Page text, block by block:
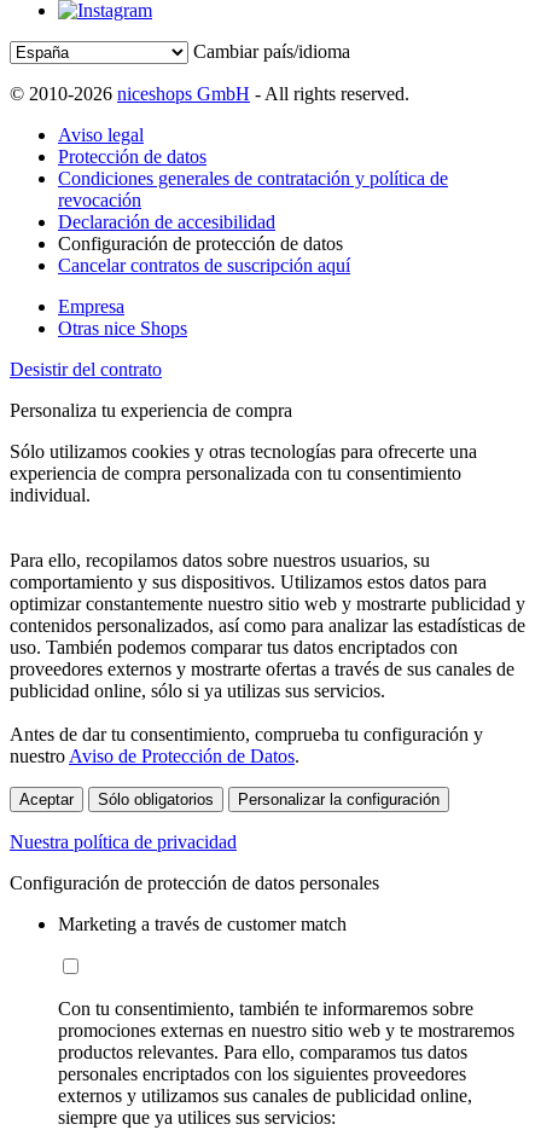
Cambiar país/idioma
© 2010-2026 niceshops GmbH - All rights reserved.
Aviso legal
Protección de datos
Condiciones generales de contratación y política de
revocación
Declaración de accesibilidad
Configuración de protección de datos
Cancelar contratos de suscripción aquí
Empresa
Otras nice Shops
Desistir del contrato
Personaliza tu experiencia de compra
Sólo utilizamos cookies y otras tecnologías para ofrecerte una
experiencia de compra personalizada con tu consentimiento
individual.
Para ello, recopilamos datos sobre nuestros usuarios, su
comportamiento y sus dispositivos. Utilizamos estos datos para
optimizar constantemente nuestro sitio web y mostrarte publicidad y
contenidos personalizados, así como para analizar las estadísticas de
uso. También podemos comparar tus datos encriptados con
proveedores externos y mostrarte ofertas a través de sus canales de
publicidad online, sólo si ya utilizas sus servicios.
Antes de dar tu consentimiento, comprueba tu configuración y
nuestro Aviso de Protección de Datos.
Aceptar Sólo obligatorios Personalizar la configuración
Nuestra política de privacidad
Configuración de protección de datos personales
Marketing a través de customer match
Con tu consentimiento, también te informaremos sobre
promociones externas en nuestro sitio web y te mostraremos
productos relevantes. Para ello, comparamos tus datos
personales encriptados con los siguientes proveedores
externos y utilizamos sus canales de publicidad online,
siempre que ya utilices sus servicios: